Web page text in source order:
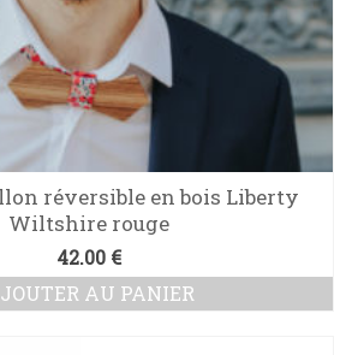
réversible en bois Liberty
Wiltshire rouge
42.00 €
AU PANIER